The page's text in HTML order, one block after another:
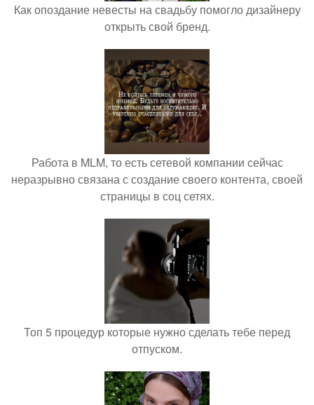
Как опоздание невесты на свадьбу помогло дизайнеру
открыть свой бренд.
Работа в MLM, то есть сетевой компании сейчас
неразрывно связана с создание своего контента, своей
страницы в соц сетях.
Топ 5 процедур которые нужно сделать тебе перед
отпуском.